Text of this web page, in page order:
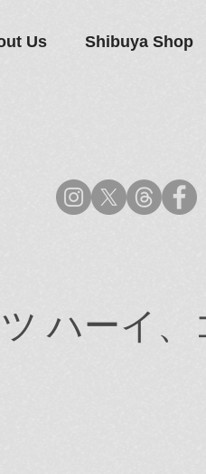
Us Shibuya Shop
ハーイ、